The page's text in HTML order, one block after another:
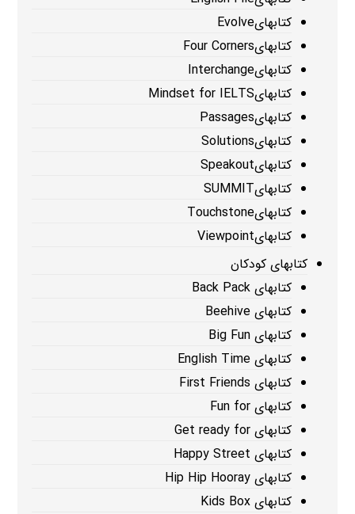
کتابهایEvolve
کتابهایFour Corners
کتابهایInterchange
کتابهایMindset for IELTS
کتابهایPassages
کتابهایSolutions
کتابهایSpeakout
کتابهایSUMMIT
کتابهایTouchstone
کتابهایViewpoint
کتابهای کودکان
کتابهای Back Pack
کتابهای Beehive
کتابهای Big Fun
کتابهای English Time
کتابهای First Friends
کتابهای Fun for
کتابهای Get ready for
کتابهای Happy Street
کتابهای Hip Hip Hooray
کتابهای Kids Box